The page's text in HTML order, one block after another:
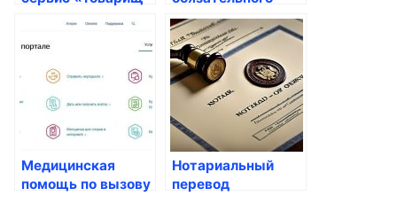
медицинского
страхования
Медицинская
помощь по вызову
Нотариальный
перевод